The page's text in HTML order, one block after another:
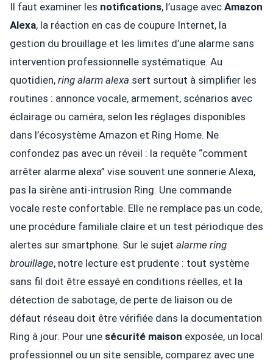
Il faut examiner les notifications, l’usage avec Amazon
Alexa, la réaction en cas de coupure Internet, la
gestion du brouillage et les limites d’une alarme sans
intervention professionnelle systématique. Au
quotidien, ring alarm alexa sert surtout à simplifier les
routines : annonce vocale, armement, scénarios avec
éclairage ou caméra, selon les réglages disponibles
dans l’écosystème Amazon et Ring Home. Ne
confondez pas avec un réveil : la requête “comment
arrêter alarme alexa” vise souvent une sonnerie Alexa,
pas la sirène anti-intrusion Ring. Une commande
vocale reste confortable. Elle ne remplace pas un code,
une procédure familiale claire et un test périodique des
alertes sur smartphone. Sur le sujet alarme ring
brouillage, notre lecture est prudente : tout système
sans fil doit être essayé en conditions réelles, et la
détection de sabotage, de perte de liaison ou de
défaut réseau doit être vérifiée dans la documentation
Ring à jour. Pour une sécurité maison exposée, un local
professionnel ou un site sensible, comparez avec une